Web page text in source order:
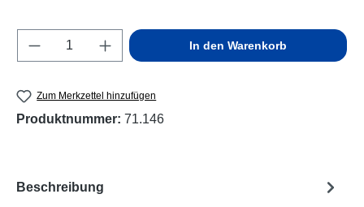
Produkt Anzahl: Gib den gewünschten
In den Warenkorb
Zum Merkzettel hinzufügen
Produktnummer: 71.146
Beschreibung